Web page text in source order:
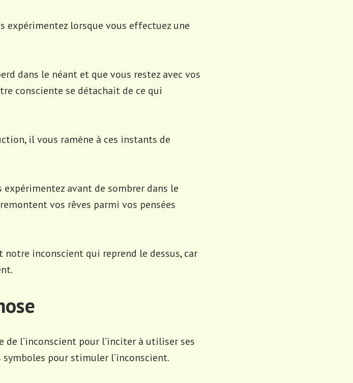
expérimentez lorsque vous effectuez une
dans le néant et que vous restez avec vos
consciente se détachait de ce qui
il vous ramène à ces instants de
avant de sombrer dans le
vos rêves parmi vos pensées
inconscient qui reprend le dessus, car
de l’inconscient pour l’inciter à utiliser ses
pour stimuler l’inconscient.